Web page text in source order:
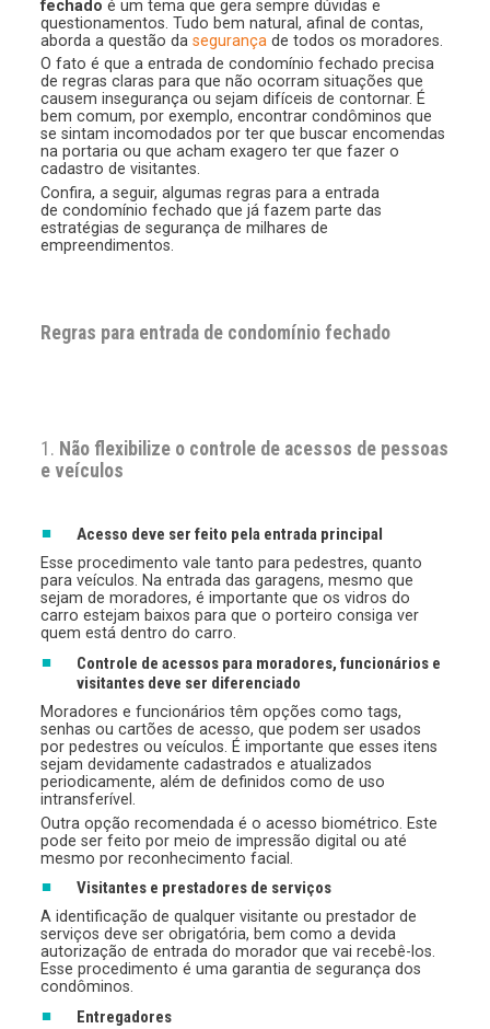
fechado é um tema que gera sempre dúvidas e
questionamentos. Tudo bem natural, afinal de contas,
aborda a questão dasegurança de todos os moradores.
O fato é que a entrada de condomínio fechado precisa
de regras claras para que não ocorram situações que
causem insegurança ou sejam difíceis de contornar. É
bem comum, por exemplo, encontrar condôminos que
se sintam incomodados por ter que buscar encomendas
na portaria ou que acham exagero ter que fazer o
cadastro de visitantes.
Confira, a seguir, algumas regras para a entrada
de condomínio fechado que já fazem parte das
estratégias de segurança de milhares de
empreendimentos.
Regras para entrada de condomínio fechado
1. Não flexibilize o controle de acessos de pessoas
e veículos
Acesso deve ser feito pela entrada principal
Esse procedimento vale tanto para pedestres, quanto
para veículos. Na entrada das garagens, mesmo que
sejam de moradores, é importante que os vidros do
carro estejam baixos para que o porteiro consiga ver
quem está dentro do carro.
Controle de acessos para moradores, funcionários e
visitantes deve ser diferenciado
Moradores e funcionários têm opções como tags,
senhas ou cartões de acesso, que podem ser usados
por pedestres ou veículos. É importante que esses itens
sejam devidamente cadastrados e atualizados
periodicamente, além de definidos como de uso
intransferível.
Outra opção recomendada é o acesso biométrico. Este
pode ser feito por meio de impressão digital ou até
mesmo por reconhecimento facial.
Visitantes e prestadores de serviços
A identificação de qualquer visitante ou prestador de
serviços deve ser obrigatória, bem como a devida
autorização de entrada do morador que vai recebê-los.
Esse procedimento é uma garantia de segurança dos
condôminos.
Entregadores